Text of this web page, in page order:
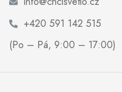
+420 591 142 515
(Po – Pá, 9:00 – 17:00)